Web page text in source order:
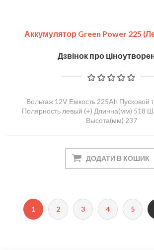
Аккумулятор Green Power 225
Дзвінок про
Вольтаж 12V Емкость 225Ah Пусковой
Полярность левый (+) Длинна(мм) 518
Высота(мм) 237
1 2 3 4 5